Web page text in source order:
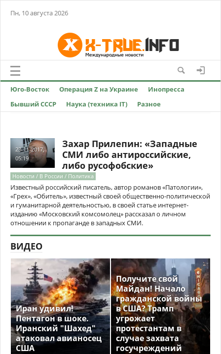
Пн, 10 августа 2026
Юго-Восток Операция Z на Украине
Инопресса
Бывший СССР
Наука (техника IT) Разное
23-11-2017,
05:19
Захар Прилепин: «Западные
СМИ либо антироссийские,
либо русофобские»
Новости / В России / Политика
Известный российский писатель, автор романов «Патологии»,
«Грех», «Обитель», известный своей общественно-политической
и гуманитарной деятельностью, в своей статье интернет-
изданию «Московский комсомолец» рассказал о личном
отношении к пропаганде в западных СМИ.
ВИДЕО
Иран удивил!
Пентагон в шоке.
Иранский "Шахед"
атаковал авианосец
США
Получите свой
Майдан! Начало
гражданской войны
в США? Трамп
угрожает
протестантам в
случае захвата
госучреждений